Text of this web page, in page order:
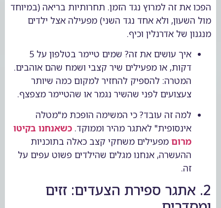
הפכו את זה למרוץ נגד הזמן. תחרותיות בריאה (במיוחד
מול השעון, ולא אחד נגד השני) מפעילה אצל ילדים
מנגנון של אדרנלין וכיף.
איך עושים את זה? שמים טיימר בטלפון על 5
דקות, או מפעילים שיר קצבי ושמח שהם אוהבים.
המטרה: להספיק להחזיר למקום כמה שיותר
צעצועים לפני שהשיר נגמר או שהטיימר מצפצף.
למה זה עובד? כי המשימה הופכת מ"מטלה
אינסופית" לאתגר מהיר וממוקד. כשאנחנו בקיטו
מרום מפעילים משחקי קצב כאלה בתוכניות
ההעשרה, אנחנו מגלים שהילדים פשוט עפים על
זה.
2. אתגר ספירת הצעדים: זזים